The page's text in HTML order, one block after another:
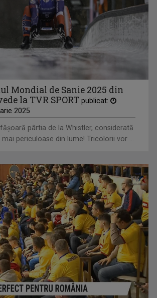
Mondial de Sanie 2025 din
la TVR SPORTpublicat:
2025
pârtia de la Whistler, considerată
periculoase din lume! Tricolorii vor ...